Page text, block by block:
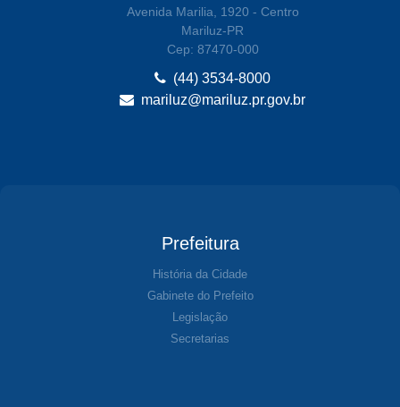
Avenida Marilia, 1920 - Centro
Mariluz-PR
Cep: 87470-000
(44) 3534-8000
mariluz@mariluz.pr.gov.br
Prefeitura
História da Cidade
Gabinete do Prefeito
Legislação
Secretarias